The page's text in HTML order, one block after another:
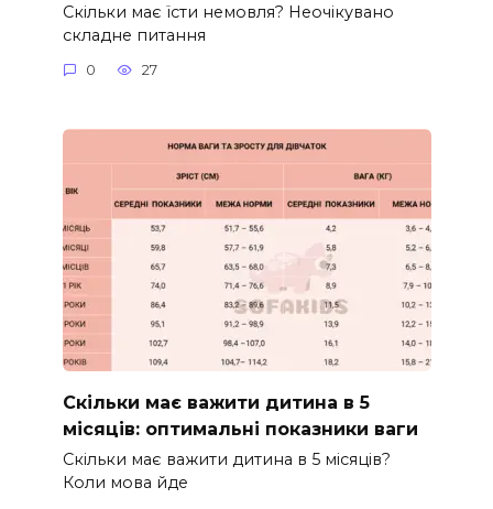
Скільки має їсти немовля? Неочікувано
складне питання
0 27
Скільки має важити дитина в 5
місяців: оптимальні показники ваги
Скільки має важити дитина в 5 місяців?
Коли мова йде